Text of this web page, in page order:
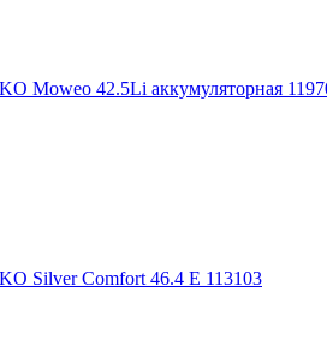
Moweo 42.5Li аккумуляторная
Silver Comfort 46.4 E 113103